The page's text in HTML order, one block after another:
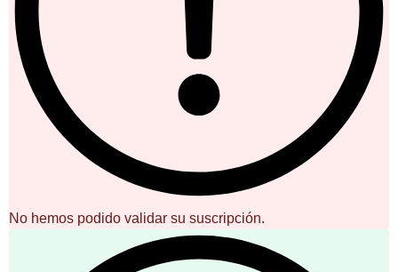
No hemos podido validar su suscripción.